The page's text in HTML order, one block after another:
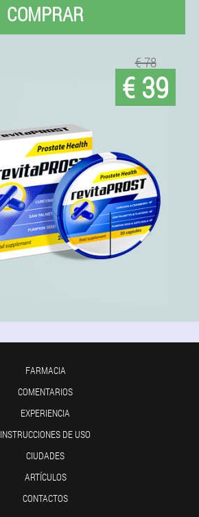
COMPRAR
€ 78
€ 39
FARMACIA
COMENTARIOS
EXPERIENCIA
INSTRUCCIONES DE USO
CIUDADES
ARTÍCULOS
CONTACTOS